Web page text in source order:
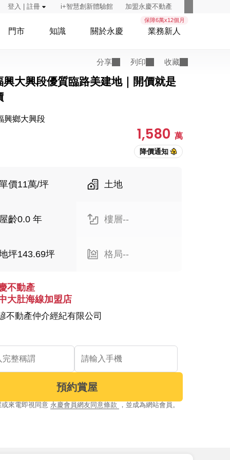
登入 | 註冊 i+智慧創新體驗館 加盟永慶不動產
門市 知識 關於永慶
保障6萬x12個月
業務新人
分享 列印 收藏
興大興段優質臨路美建地｜開價就是
興鄉大興段
1,580 萬
價11萬/坪 土地
齡0.0 年 樓層--
坪143.69坪 格局--
不動產
大肚海線加盟店
不動產仲介經紀有限公司
預約賞屋
來電即視同意 永慶會員網友同意條款 ，並成為網站會員。